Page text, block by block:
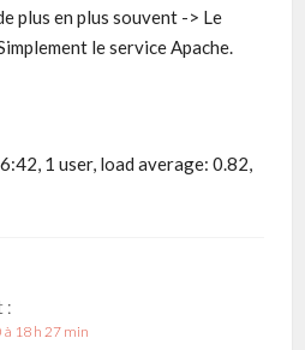
plus en plus souvent -> Le
le service Apache.
1 user, load average: 0.82,
:
à 18 h 27 min